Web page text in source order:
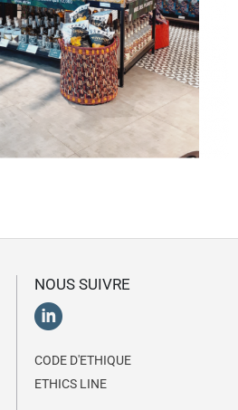
NOUS SUIVRE
CODE D'ETHIQUE
ETHICS LINE